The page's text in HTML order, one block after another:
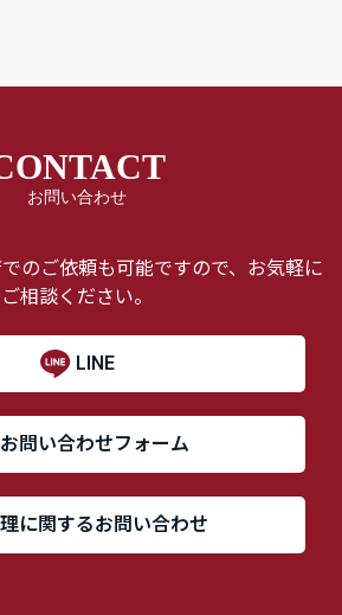
お問い合わせ
のご依頼も可能ですので、お気軽に
ご相談ください。
LINE
お問い合わせフォーム
に関するお問い合わせ